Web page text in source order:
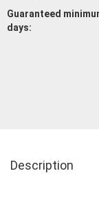
Guaranteed
days:
Description